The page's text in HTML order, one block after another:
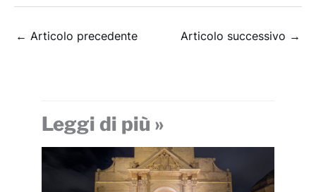
← Articolo precedente Articolo successivo →
Leggi di più »